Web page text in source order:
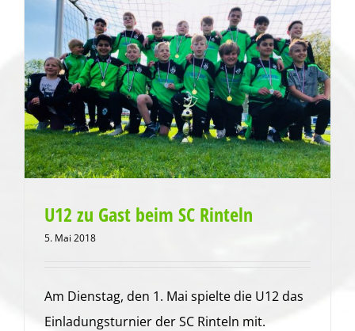
U12 zu Gast beim SC Rinteln
5. Mai 2018
Am Dienstag, den 1. Mai spielte die U12 das
Einladungsturnier der SC Rinteln mit.